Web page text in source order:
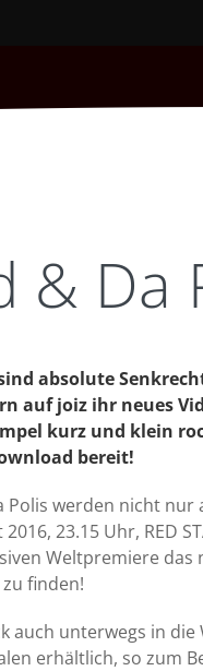
&
absolute
auf joiz ihr neues
kurz und klein
bereit!
Polis werden nicht nur
23.15 Uhr, RED
Weltpremiere das
finden!
auch unterwegs in die
erhältlich, so zum